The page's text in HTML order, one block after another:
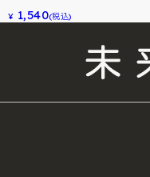
¥ 1,540(税込)